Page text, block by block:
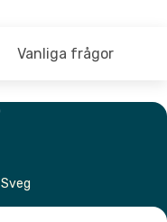
Vanliga frågor